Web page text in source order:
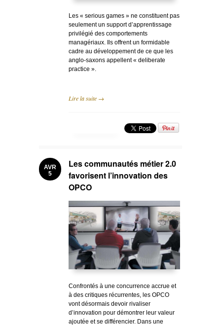
Les « serious games » ne constituent pas
seulement un support d’apprentissage
privilégié des comportements
managériaux. Ils offrent un formidable
cadre au développement de ce que les
anglo-saxons appellent « deliberate
practice ».
Lire la suite →
AVR
5
Les communautés métier 2.0
favorisent l’innovation des
OPCO
Confrontés à une concurrence accrue et
à des critiques récurrentes, les OPCO
vont désormais devoir rivaliser
d’innovation pour démontrer leur valeur
ajoutée et se différencier. Dans une